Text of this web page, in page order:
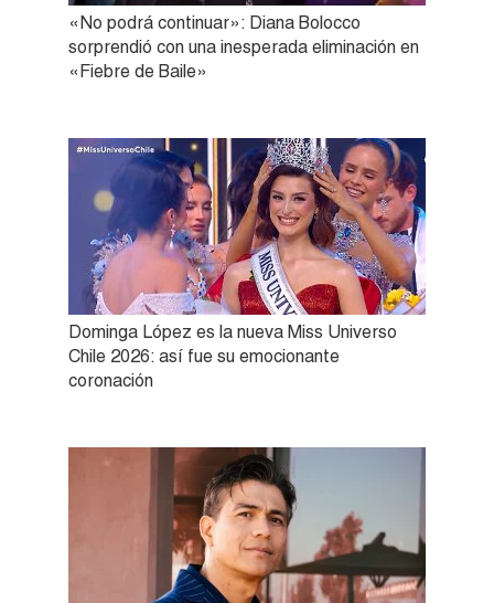
«No podrá continuar»: Diana Bolocco
sorprendió con una inesperada eliminación en
«Fiebre de Baile»
Dominga López es la nueva Miss Universo
Chile 2026: así fue su emocionante
coronación